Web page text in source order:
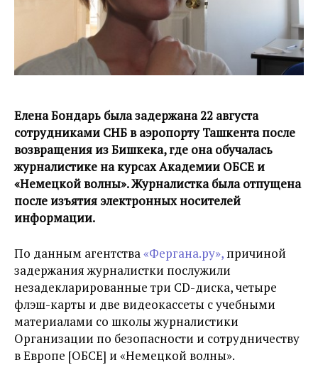
Елена Бондарь была задержана 22 августа
сотрудниками СНБ в аэропорту Ташкента после
возвращения из Бишкека, где она обучалась
журналистике на курсах Академии ОБСЕ и
«Немецкой волны». Журналистка была отпущена
после изъятия электронных носителей
информации.
По данным агентства«Фергана.ру», причиной
задержания журналистки послужили
незадекларированные три CD-диска, четыре
флэш-карты и две видеокассеты с учебными
материалами со школы журналистики
Организации по безопасности и сотрудничеству
в Европе [ОБСЕ] и «Немецкой волны».